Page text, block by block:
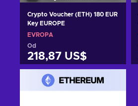
Crypto Voucher (ETH) 180 EUR
Key EUROPE
EVROPA
Od
218,87 US$
Přidat do košíku